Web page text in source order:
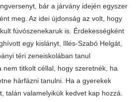
bár a járvány idején egyszer
meg. Az idei újdonság az volt, hogy
fúvószenekaruk is. Érdekességként
egy kislányt, Illés-Szabó Helgát,
téri zeneiskolában tanul
nem titkolt céllal, hogy szeretnék, ha
hárfázni tanulni. Ha a gyerekek
talán valamelyikük kedvet kap hozzá.